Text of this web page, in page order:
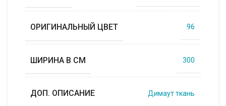
ОРИГИНАЛЬНЫЙ ЦВЕТ 96
ШИРИНА В СМ 300
ДОП. ОПИСАНИЕ Димаут ткань